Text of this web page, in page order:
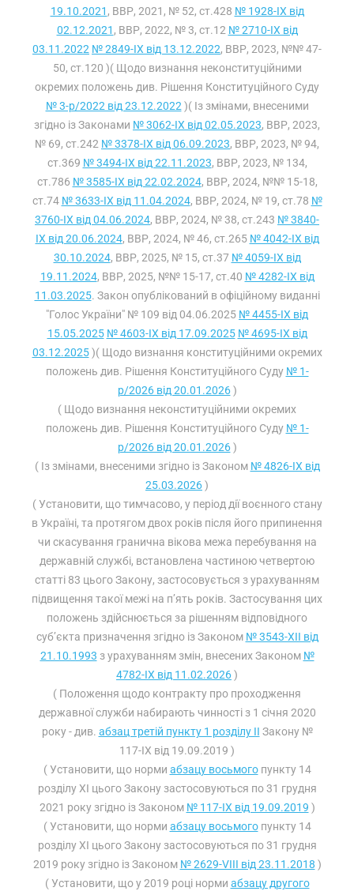
19.10.2021 , ВВР, 2021, № 52, ст.428 № 1928-IX від
02.12.2021 , ВВР, 2022, № 3, ст.12 № 2710-IX від
03.11.2022 № 2849-IX від 13.12.2022, ВВР, 2023, №№ 47-
50, ст.120 )( Щодо визнання неконституційними
окремих положень див. Рішення Конституційного Суду
№ 3-р/2022 від 23.12.2022 )( Із змінами, внесеними
згідно із Законами № 3062-IX від 02.05.2023, ВВР, 2023,
№ 69, ст.242 № 3378-IX від 06.09.2023, ВВР, 2023, № 94,
ст.369 № 3494-IX від 22.11.2023, ВВР, 2023, № 134,
ст.786 № 3585-IX від 22.02.2024, ВВР, 2024, №№ 15-18,
ст.74 № 3633-IX від 11.04.2024, ВВР, 2024, № 19, ст.78 №
3760-IX від 04.06.2024, ВВР, 2024, № 38, ст.243 № 3840-
IX від 20.06.2024, ВВР, 2024, № 46, ст.265 № 4042-IX від
30.10.2024, ВВР, 2025, № 15, ст.37 № 4059-IX від
19.11.2024, ВВР, 2025, №№ 15-17, ст.40 № 4282-IX від
11.03.2025. Закон опублікований в офіційному виданні
"Голос України" № 109 від 04.06.2025 № 4455-IX від
15.05.2025 № 4603-IX від 17.09.2025 № 4695-IX від
03.12.2025)( Щодо визнання конституційними окремих
положень див. Рішення Конституційного Суду № 1-
р/2026 від 20.01.2026)
( Щодо визнання неконституційними окремих
положень див. Рішення Конституційного Суду № 1-
р/2026 від 20.01.2026)
( Із змінами, внесеними згідно із Законом № 4826-IX від
25.03.2026)
( Установити, що тимчасово, у період дії воєнного стану
в Україні, та протягом двох років після його припинення
чи скасування гранична вікова межа перебування на
державній службі, встановлена частиною четвертою
статті 83 цього Закону, застосовується з урахуванням
підвищення такої межі на п’ять років. Застосування цих
положень здійснюється за рішенням відповідного
суб’єкта призначення згідно із Законом № 3543-XII від
21.10.1993 з урахуванням змін, внесених Законом №
4782-IX від 11.02.2026)
( Положення щодо контракту про проходження
державної служби набирають чинності з 1 січня 2020
року - див. абзац третій пункту 1 розділу II Закону №
117-IX від 19.09.2019 )
( Установити, що норми абзацу восьмогопункту 14
розділу XI цього Закону застосовуються по 31 грудня
2021 року згідно із Законом № 117-IX від 19.09.2019 )
( Установити, що норми абзацу восьмогопункту 14
розділу XI цього Закону застосовуються по 31 грудня
2019 року згідно із Законом № 2629-VIII від 23.11.2018 )
( Установити, що у 2019 році норми абзацу другого